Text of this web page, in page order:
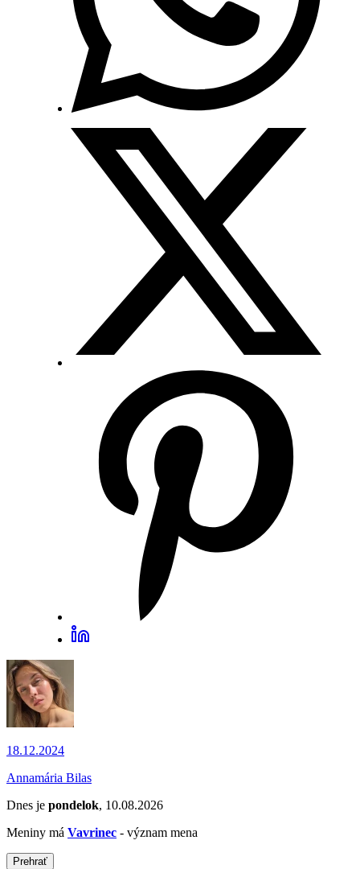
18.12.2024
Annamária Bilas
Dnes je pondelok, 10.08.2026
Meniny má Vavrinec - význam mena
Prehrať